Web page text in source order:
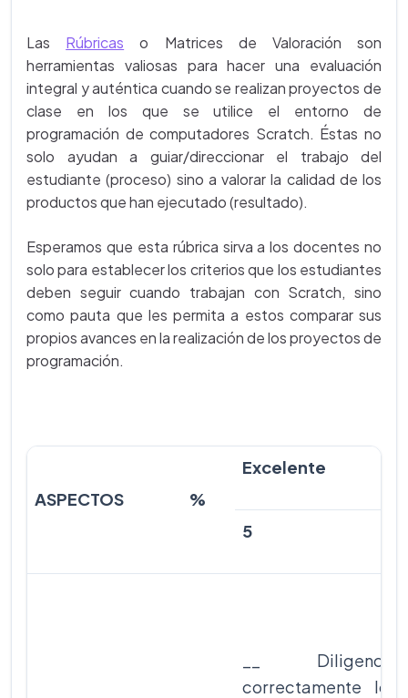
Las Rúbricas o Matrices de Valoración son
herramientas valiosas para hacer una evaluación
integral y auténtica cuando se realizan proyectos de
clase en los que se utilice el entorno de
programación de computadores Scratch. Éstas no
solo ayudan a guiar/direccionar el trabajo del
estudiante (proceso) sino a valorar la calidad de los
productos que han ejecutado (resultado).
Esperamos que esta rúbrica sirva a los docentes no
solo para establecer los criterios que los estudiantes
deben seguir cuando trabajan con Scratch, sino
como pauta que les permita a estos comparar sus
propios avances en la realización de los proyectos de
programación.
ASPECTOS %
Excelente
5
__ Diligencia
correctamente los